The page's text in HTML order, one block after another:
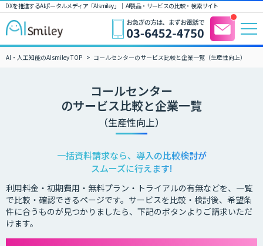
DXを推進するAIポータルメディア「AIsmiley」｜ AI製品・サービスの比較・検索サイト
AI・人工知能のAIsmiley TOP コールセンターのサービス比較と企業一覧（生産性向上）
コールセンター
のサービス比較と企業一覧
（生産性向上）
一括資料請求なら、導入の比較検討が
スムーズに行えます!
利用料金・初期費用・無料プラン・トライアルの有無などを、一覧
で比較・確認できるページです。サービスを比較・検討後、希望条
件に合うものが見つかりましたら、下記のボタンよりご請求いただ
けます。